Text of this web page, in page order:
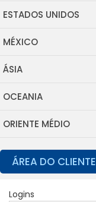
ESTADOS UNIDOS
MÉXICO
ÁSIA
OCEANIA
ORIENTE MÉDIO
ÁREA DO CLIENTE
Logins